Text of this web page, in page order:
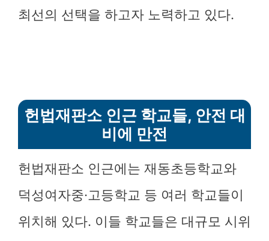
최선의 선택을 하고자 노력하고 있다.
헌법재판소 인근 학교들, 안전 대
비에 만전
헌법재판소 인근에는 재동초등학교와
덕성여자중·고등학교 등 여러 학교들이
위치해 있다. 이들 학교들은 대규모 시위